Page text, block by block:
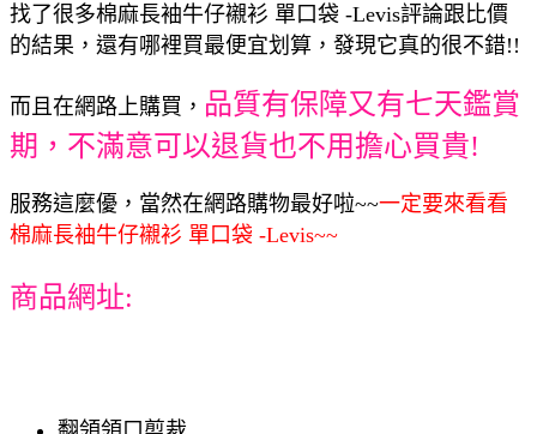
找了很多棉麻長袖牛仔襯衫 單口袋 -Levis評論跟比價
的結果，還有哪裡買最便宜划算，發現它真的很不錯!!
而且在網路上購買， 品質有保障又有七天鑑賞
期，不滿意可以退貨也不用擔心買貴!
服務這麼優，當然在網路購物最好啦~~一定要來看看
棉麻長袖牛仔襯衫 單口袋 -Levis~~
商品網址: